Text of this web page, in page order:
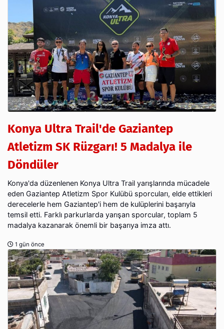
Konya Ultra Trail'de Gaziantep
Atletizm SK Rüzgarı! 5 Madalya ile
Döndüler
Konya'da düzenlenen Konya Ultra Trail yarışlarında mücadele
eden Gaziantep Atletizm Spor Kulübü sporcuları, elde ettikleri
derecelerle hem Gaziantep'i hem de kulüplerini başarıyla
temsil etti. Farklı parkurlarda yarışan sporcular, toplam 5
madalya kazanarak önemli bir başarıya imza attı.
1 gün önce